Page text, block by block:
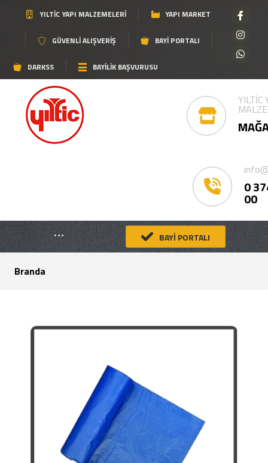
YILTIC YAPI MALZEMELERI YAPI MARKET
GÜVENLI ALIŞVERIŞ BAYI PORTALI
DARKSS BAYİLİK BAŞVURUSU
YILTİC
0
00
BAYİ PORTALI
Branda